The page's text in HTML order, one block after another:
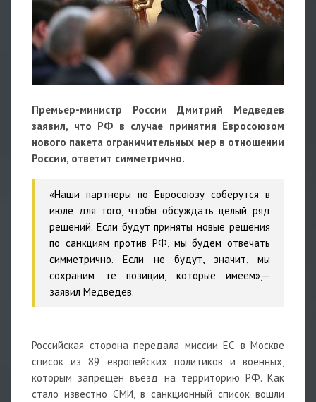
Премьер-министр России Дмитрий Медведев
заявил, что РФ в случае принятия Евросоюзом
нового пакета ограничительных мер в отношении
России, ответит симметрично.
«Наши партнеры по Евросоюзу соберутся в
июле для того, чтобы обсуждать целый ряд
решений. Если будут приняты новые решения
по санкциям против РФ, мы будем отвечать
симметрично. Если не будут, значит, мы
сохраним те позиции, которые имеем»,—
заявил Медведев.
Российская сторона передала миссии ЕС в Москве
список из 89 европейских политиков и военных,
которым запрещен въезд на территорию РФ. Как
стало известно СМИ, в санкционный список вошли